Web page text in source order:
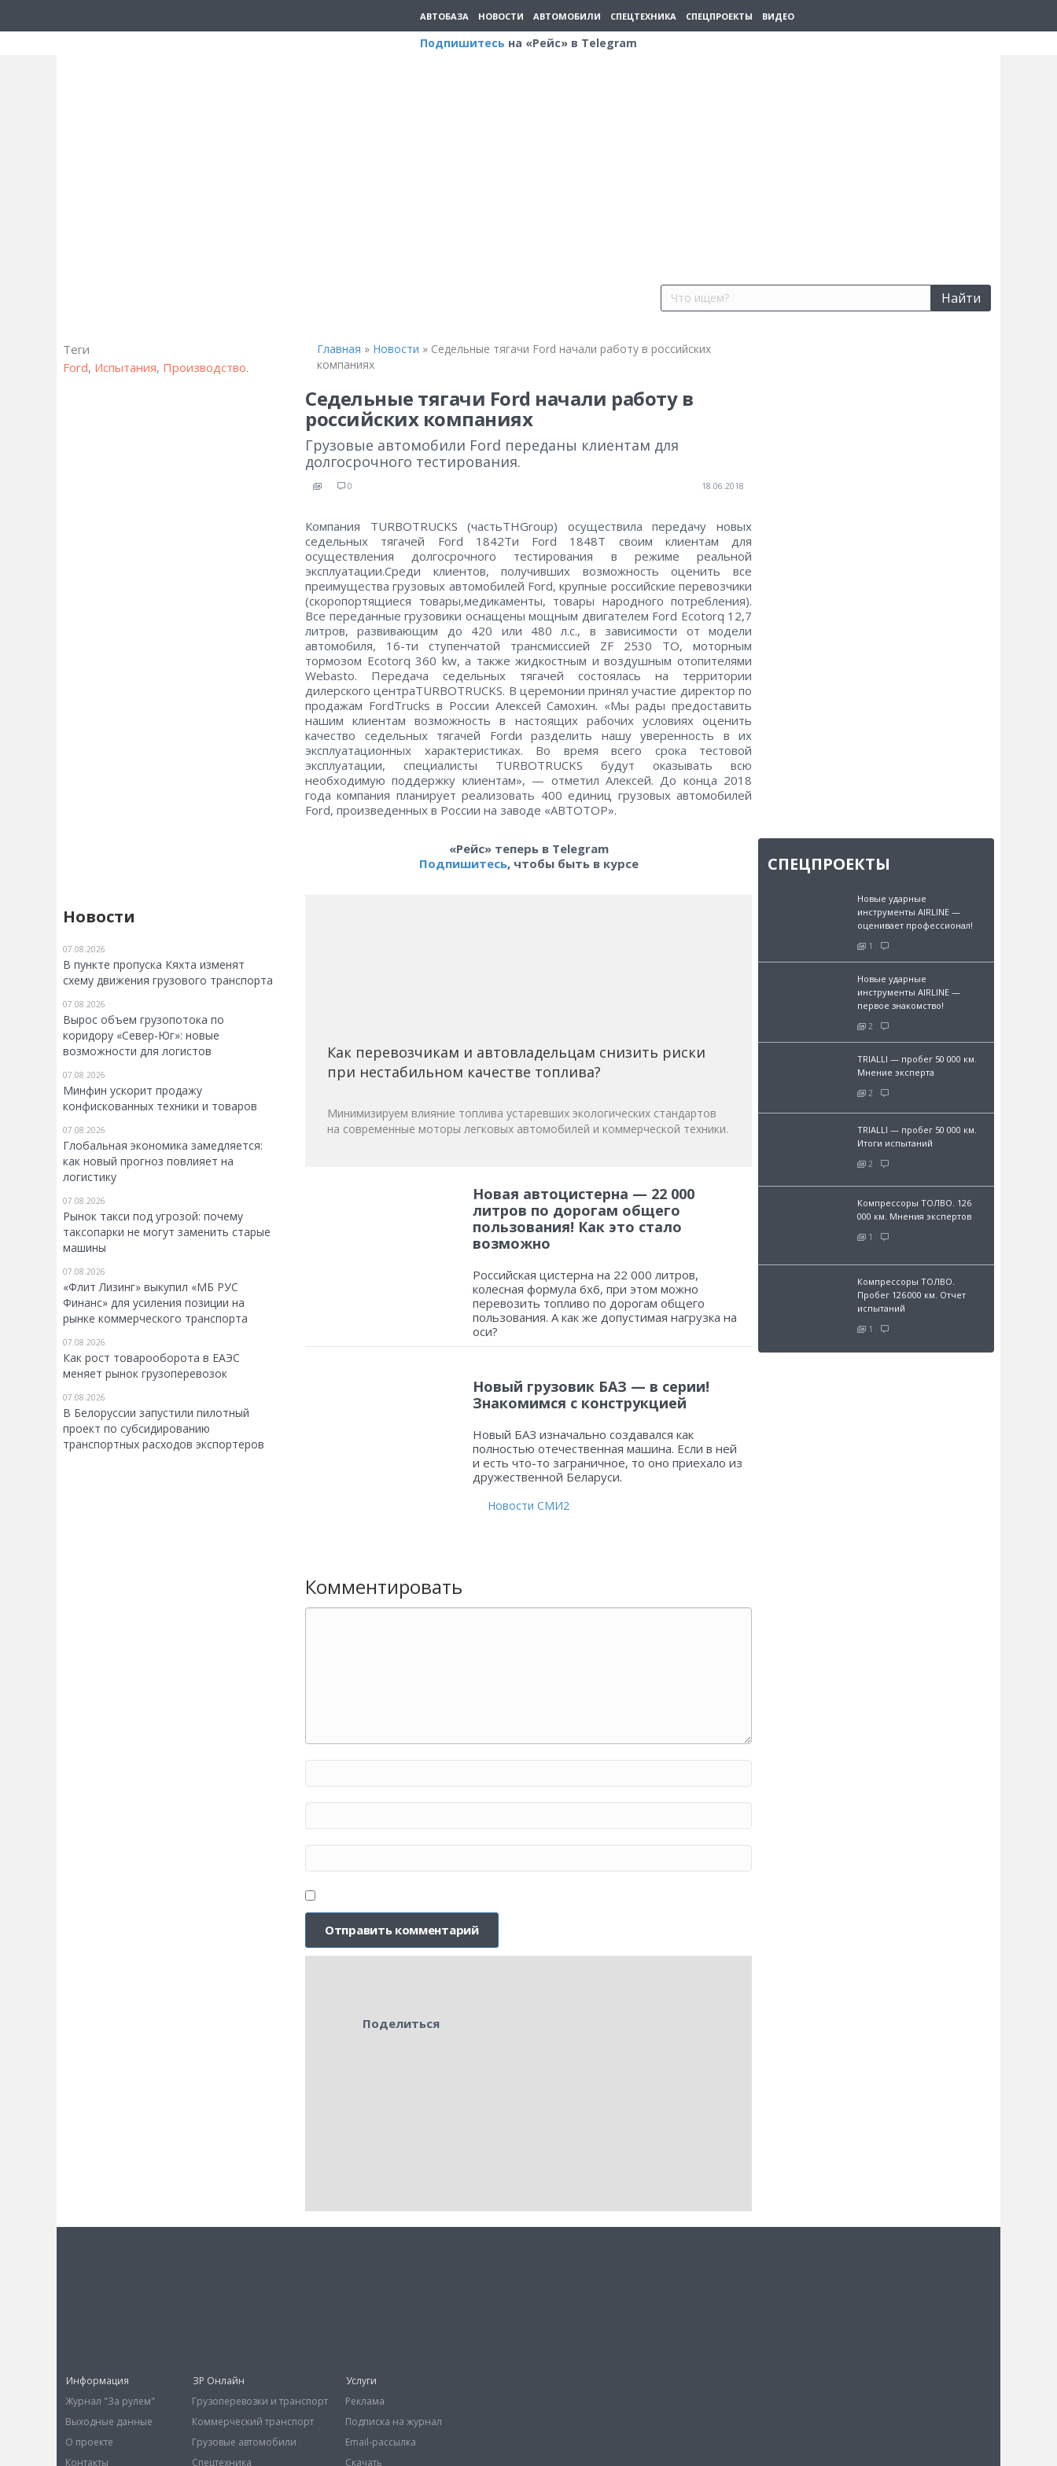
АВТОБАЗА НОВОСТИ АВТОМОБИЛИ СПЕЦТЕХНИКА СПЕЦПРОЕКТЫ ВИДЕО
Подпишитесь на «Рейс» в Telegram
Найти
Теги
Ford, Испытания, Производство.
Новости
07.08.2026
В пункте пропуска Кяхта изменят
схему движения грузового транспорта
07.08.2026
Вырос объем грузопотока по
коридору «Север-Юг»: новые
возможности для логистов
07.08.2026
Минфин ускорит продажу
конфискованных техники и товаров
07.08.2026
Глобальная экономика замедляется:
как новый прогноз повлияет на
логистику
07.08.2026
Рынок такси под угрозой: почему
таксопарки не могут заменить старые
машины
07.08.2026
«Флит Лизинг» выкупил «МБ РУС
Финанс» для усиления позиции на
рынке коммерческого транспорта
07.08.2026
Как рост товарооборота в ЕАЭС
меняет рынок грузоперевозок
07.08.2026
В Белоруссии запустили пилотный
проект по субсидированию
транспортных расходов экспортеров
Главная » Новости » Седельные тягачи Ford начали работу в российских
компаниях
Седельные тягачи Ford начали работу в
российских компаниях
Грузовые автомобили Ford переданы клиентам для
долгосрочного тестирования.
0 18.06.2018
Компания TURBOTRUCKS (частьTHGroup) осуществила передачу новых
седельных тягачей Ford 1842Tи Ford 1848T своим клиентам для
осуществления долгосрочного тестирования в режиме реальной
эксплуатации.Среди клиентов, получивших возможность оценить все
преимущества грузовых автомобилей Ford, крупные российские перевозчики
(скоропортящиеся товары,медикаменты, товары народного потребления).
Все переданные грузовики оснащены мощным двигателем Ford Ecotorq 12,7
литров, развивающим до 420 или 480 л.с., в зависимости от модели
автомобиля, 16-ти ступенчатой трансмиссией ZF 2530 TO, моторным
тормозом Ecotorq 360 kw, а также жидкостным и воздушным отопителями
Webasto. Передача седельных тягачей состоялась на территории
дилерского центраTURBOTRUCKS. В церемонии принял участие директор по
продажам FordTrucks в России Алексей Самохин. «Мы рады предоставить
нашим клиентам возможность в настоящих рабочих условиях оценить
качество седельных тягачей Fordи разделить нашу уверенность в их
эксплуатационных характеристиках. Во время всего срока тестовой
эксплуатации, специалисты TURBOTRUCKS будут оказывать всю
необходимую поддержку клиентам», — отметил Алексей. До конца 2018
года компания планирует реализовать 400 единиц грузовых автомобилей
Ford, произведенных в России на заводе «АВТОТОР».
«Рейс» теперь в Telegram
Подпишитесь, чтобы быть в курсе
Как перевозчикам и автовладельцам снизить риски
при нестабильном качестве топлива?
Минимизируем влияние топлива устаревших экологических стандартов
на современные моторы легковых автомобилей и коммерческой техники.
Новая автоцистерна — 22 000
литров по дорогам общего
пользования! Как это стало
возможно
Российская цистерна на 22 000 литров,
колесная формула 6х6, при этом можно
перевозить топливо по дорогам общего
пользования. А как же допустимая нагрузка на
оси?
Новый грузовик БАЗ — в серии!
Знакомимся с конструкцией
Новый БАЗ изначально создавался как
полностью отечественная машина. Если в ней
и есть что-то заграничное, то оно приехало из
дружественной Беларуси.
Новости СМИ2
Комментировать
Поделиться
СПЕЦПРОЕКТЫ
Новые ударные
инструменты AIRLINE —
оценивает профессионал!
1
Новые ударные
инструменты AIRLINE —
первое знакомство!
2
TRIALLI — пробег 50 000 км.
Мнение эксперта
2
TRIALLI — пробег 50 000 км.
Итоги испытаний
2
Компрессоры ТОЛВО. 126
000 км. Мнения экспертов
1
Компрессоры ТОЛВО.
Пробег 126 000 км. Отчет
испытаний
1
Информация
Журнал "За рулем"
Выходные данные
О проекте
Контакты
ЗР Онлайн
Грузоперевозки и транспорт
Коммерческий транспорт
Грузовые автомобили
Спецтехника
Услуги
Реклама
Подписка на журнал
Email-рассылка
Скачать